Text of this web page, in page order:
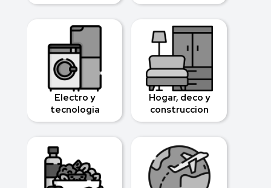
Electro y
tecnologia
Hogar, deco y
construccion